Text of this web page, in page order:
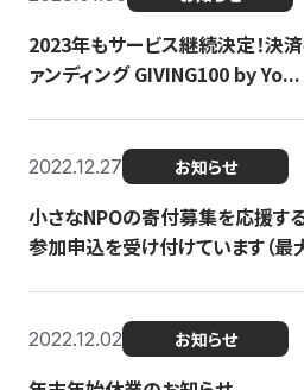
2023年もサービス継続決定！決
ァンディング GIVING100 by Yo...
2022.12.27 お知らせ
小さなNPOの寄付募集を応援す
参加申込を受け付けています（最
2022.12.02 お知らせ